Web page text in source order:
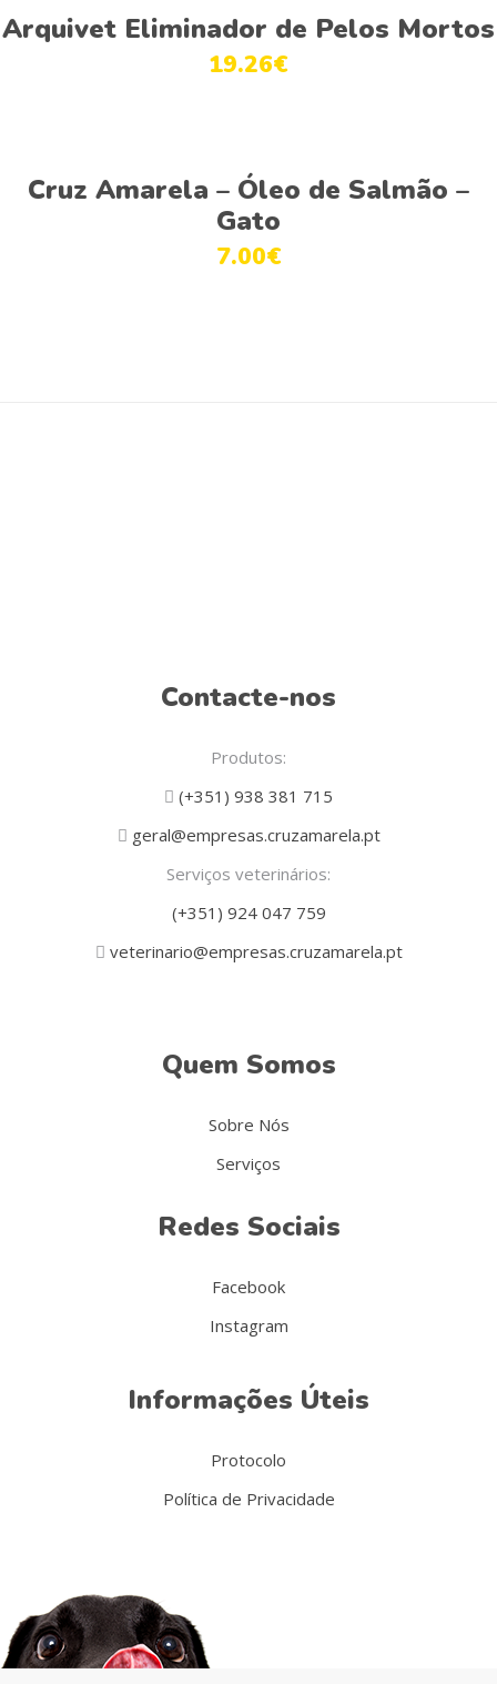
Adicionar
Arquivet Eliminador de Pelos Mortos
19.26€
Ver opções
Cruz Amarela – Óleo de Salmão –
Gato
7.00€
Contacte-nos
Produtos:
(+351) 938 381 715
geral@empresas.cruzamarela.pt
Serviços veterinários:
(+351) 924 047 759
veterinario@empresas.cruzamarela.pt
Quem Somos
Sobre Nós
Serviços
Redes Sociais
Facebook
Instagram
Informações Úteis
Protocolo
Política de Privacidade